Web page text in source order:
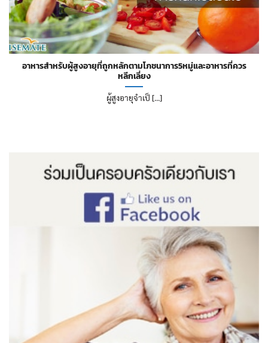
อาหารสำหรับผู้สูงอายุที่ถูกหลักตามโภชนาการ5หมู่และอาหารที่ควร
หลีกเลี่ยง
ผู้สูงอายุจำเป็ [...]